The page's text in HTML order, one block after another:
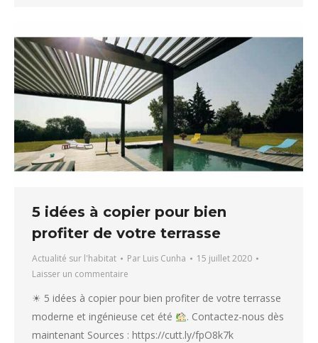
5 idées à copier pour bien
profiter de votre terrasse
Actualité sur l'habitat Par Luis Cunha
15 juillet 2020
Laisser un commentaire
☀ 5 idées à copier pour bien profiter de votre terrasse
moderne et ingénieuse cet été
. Contactez-nous dès
maintenant Sources : https://cutt.ly/fpO8k7k